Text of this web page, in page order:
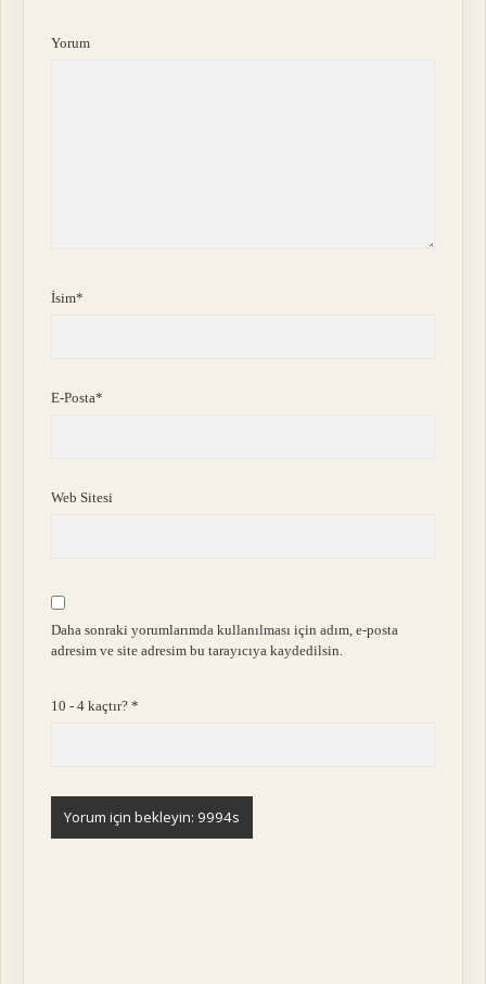
Yorum
İsim*
E-Posta*
Web Sitesi
Daha sonraki yorumlarımda kullanılması için adım, e-posta
adresim ve site adresim bu tarayıcıya kaydedilsin.
10 - 4 kaçtır?*